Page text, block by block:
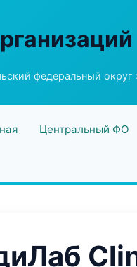
федеральный округ
Центральный ФО